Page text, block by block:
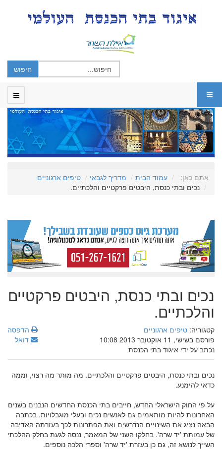
אתם כאן: עמוד הבית מדריך לגבאי
טיפים ארגוניים
נכים ובתי כנסת, היבטים פרקטיים והלכתיים.
נכים ובתי כנסת, היבטים פרקטיים
והלכתיים.
הדפסה
דואל
קטגוריה: טיפים ארגוניים
פורסם בשישי, 11 אוקטובר 2013 10:08
נכתב על ידי איגוד בתי הכנסת
נכים ובתי כנסת, היבטים פרקטיים והלכתיים. מה מותר מה רצוי, וממה
כדאי להימנע.
על פי החוק הישראלי החדש, חייבים בתי הכנסת החדשים הנבנים בשנים
האחרונות להיות מותאמים גם לאנשים נכים ובעלי מוגבלויות. בכתבה
הבאה נציג את השינויים הנדרשים ואת הפתרונות לכך בעזרתה האדיבה
של עמותת 'יד שרה'. בחלקו השני של המאמר, ננסה לגעת בחלק ההלכתי
השייך לנושא זה, גם כן בעזרת 'יד שרה' וספרי הלכה נוספים.